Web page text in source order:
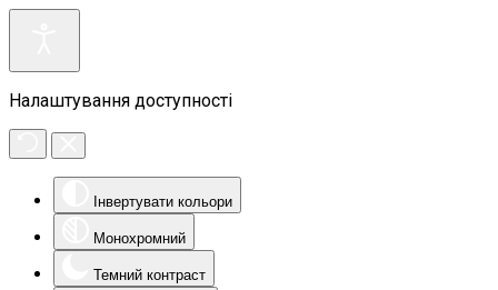
Налаштування доступності
Інвертувати кольори
Монохромний
Темний контраст